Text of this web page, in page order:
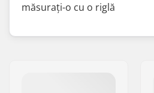
măsurați-o cu o riglă